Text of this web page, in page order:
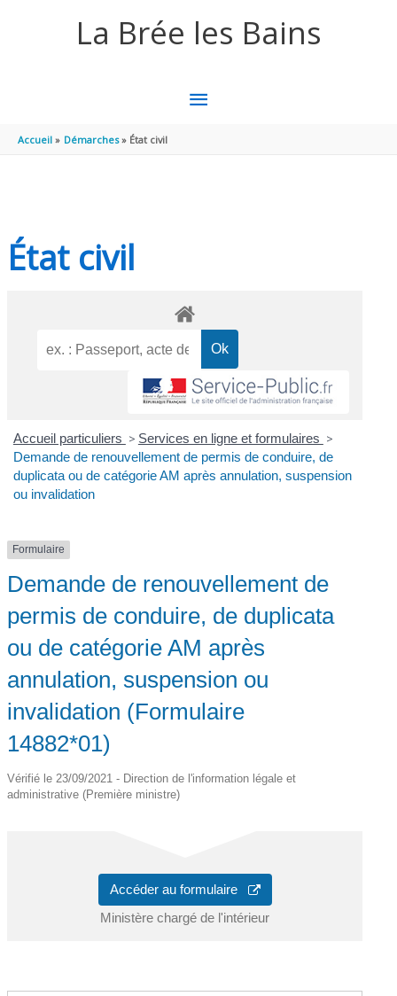
La Brée les Bains
MENU
Accueil Démarches État civil
État civil
Accueil particuliers > Services en ligne et formulaires >
Demande de renouvellement de permis de conduire, de
duplicata ou de catégorie AM après annulation, suspension
ou invalidation
Formulaire
Demande de renouvellement de
permis de conduire, de duplicata
ou de catégorie AM après
annulation, suspension ou
invalidation (Formulaire
14882*01)
Vérifié le 23/09/2021 - Direction de l'information légale et
administrative (Première ministre)
Accéder au formulaire
Ministère chargé de l'intérieur